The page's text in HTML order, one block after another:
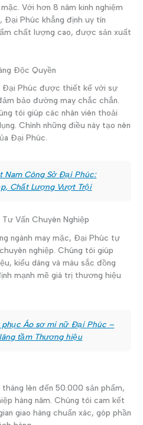
Với hơn 8 năm kinh nghiệm
Đại Phúc khẳng định uy tín
chất lượng cao, được sản xuất
Độc Quyền
Đại Phúc được thiết kế với sự
bảo đường may chắc chắn.
tôi giúp các nhân viên thoải
Chính những điều này tạo nên
Đại Phúc.
Nam Công Sở Đại Phúc:
Chất Lượng Vượt Trội
Vấn Chuyên Nghiệp
ngành may mặc, Đại Phúc tự
nghiệp. Chúng tôi giúp
kiểu dáng và màu sắc đồng
mạnh mẽ giá trị thương hiệu
phục Áo sơ mi nữ Đại Phúc –
tầm Thương hiệu
lên đến 50.000 sản phẩm,
hàng năm. Chúng tôi cam kết
giao hàng chuẩn xác, góp phần